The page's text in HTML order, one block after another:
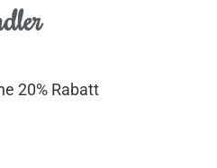
20% Rabatt